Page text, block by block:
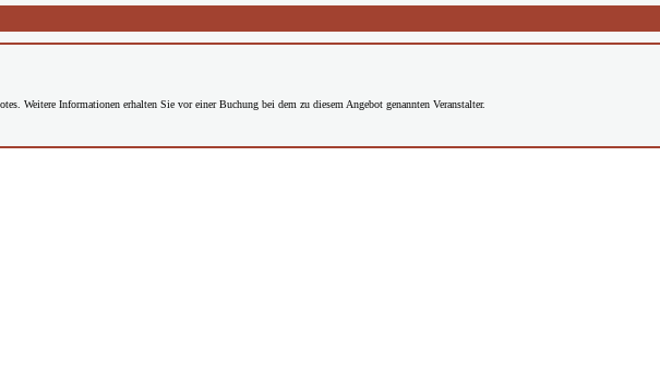
Weitere Informationen erhalten Sie vor einer Buchung bei dem zu diesem Angebot genannten Veranstalter.